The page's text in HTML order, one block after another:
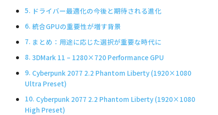
ドライバー最適化の今後と期待される進化
統合GPUの重要性が増す背景
まとめ：用途に応じた選択が重要な時代に
3DMark 11 – 1280×720 Performance GPU
Cyberpunk 2077 2.2 Phantom Liberty (1920×1080
Ultra Preset)
Cyberpunk 2077 2.2 Phantom Liberty (1920×1080
High Preset)